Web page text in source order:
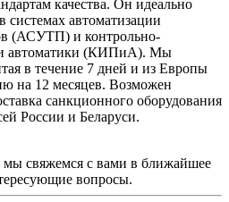
качества. Он идеально
системах автоматизации
(АСУТП) и контрольно-
и автоматики (КИПиА). Мы
в течение 7 дней и из Европы
на 12 месяцев. Возможен
санкционного оборудования
России и Беларуси.
мы свяжемся с вами в ближайшее
вопросы.